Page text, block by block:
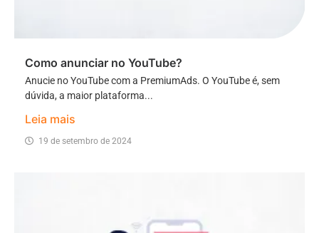
Como anunciar no YouTube?
Anucie no YouTube com a PremiumAds. O YouTube é, sem
dúvida, a maior plataforma...
Leia mais
19 de setembro de 2024